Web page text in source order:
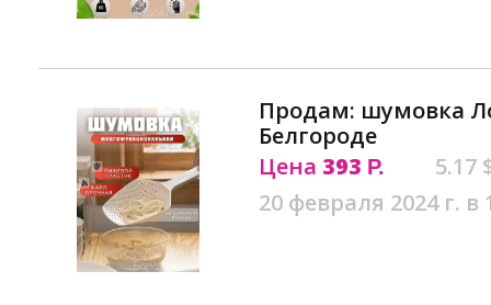
Продам: шумовка
Белгороде
Цена 393 Р.
5.17
20 февраля 2024 г. в